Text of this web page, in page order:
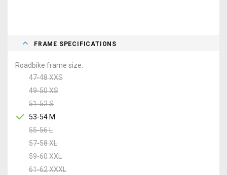
FRAME SPECIFICATIONS
Roadbike frame size
47-48 XXS
49-50 XS
51-52 S
53-54 M
55-56 L
57-58 XL
59-60 XXL
61-62 XXXL